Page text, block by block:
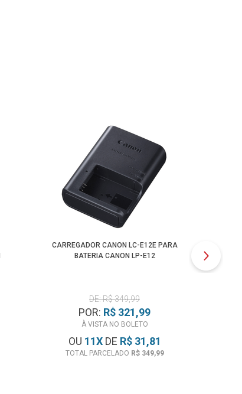
CARREGADOR CANON LC-E12E PARA
BATERIA CANON LP-E12
DE: R$ 349,99
POR: R$ 321,99
À VISTA NO BOLETO
OU 11XDE R$ 31,81
TOTAL PARCELADO R$ 349,99